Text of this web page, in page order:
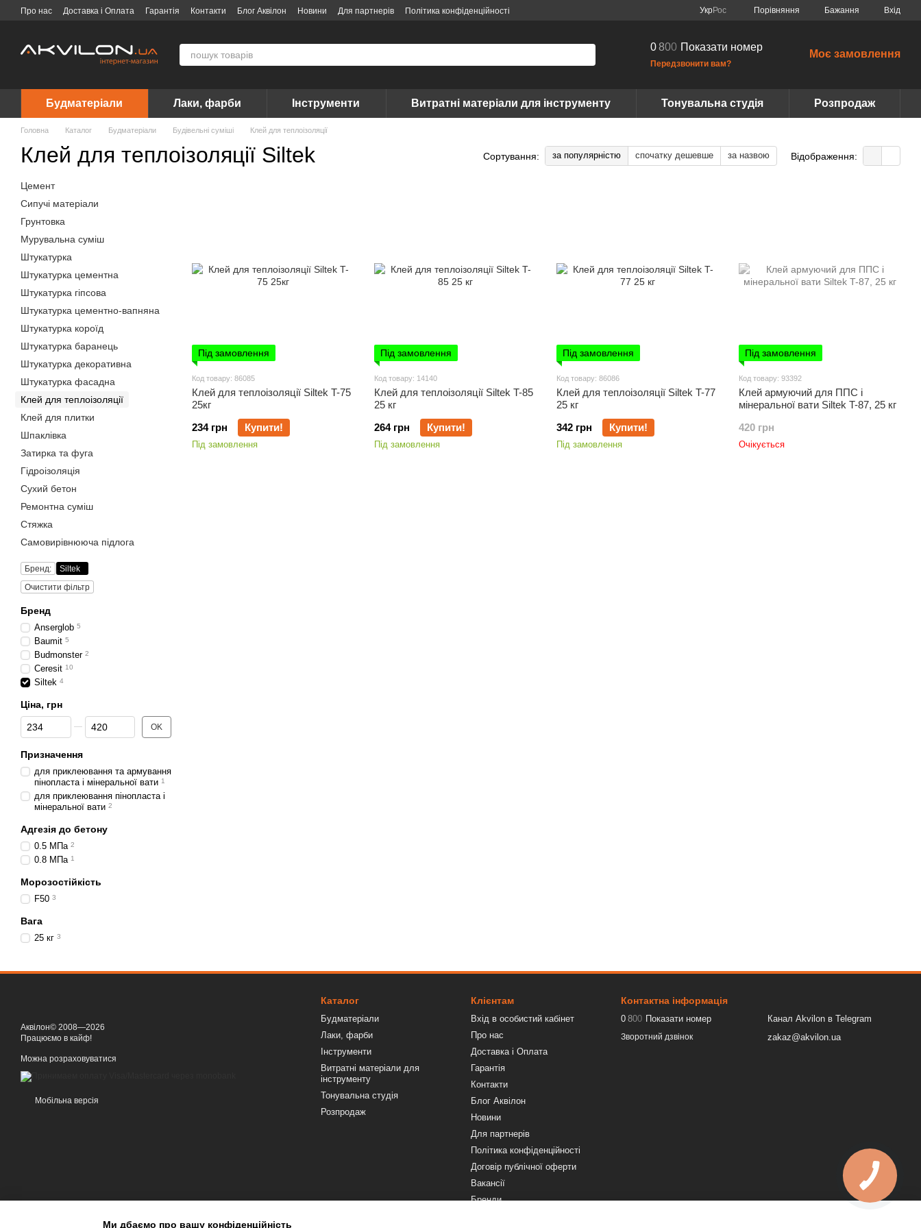
Перейти до основного контенту
Про нас Доставка і Оплата Гарантія Контакти Блог Аквілон Новини Для партнерів
Політика конфіденційності
УкрРос Порівняння Бажання Вхід
0800 Показати номер
Передзвонити вам?
Моє замовлення
Будматеріали Лаки, фарби Інструменти Витратні матеріали для інструменту Тонувальна студія Розпродаж
Головна Каталог Будматеріали Будівельні суміші Клей для теплоізоляції
Клей для теплоізоляції Siltek Сортування: за популярністю спочатку дешевше за назвою Відображення:
Під замовлення
Код товару: 86085
Клей для теплоізоляції Siltek T-75
25кг
234 грн
Купити!
Під замовлення
Під замовлення
Код товару: 14140
Клей для теплоізоляції Siltek T-85
25 кг
264 грн
Купити!
Під замовлення
Під замовлення
Код товару: 86086
Клей для теплоізоляції Siltek T-77
25 кг
342 грн
Купити!
Під замовлення
Під замовлення
Код товару: 93392
Клей армуючий для ППС і
мінеральної вати Siltek T-87, 25 кг
420 грн
Очікується
Цемент
Сипучі матеріали
Грунтовка
Мурувальна суміш
Штукатурка
Штукатурка цементна
Штукатурка гіпсова
Штукатурка цементно-вапняна
Штукатурка короїд
Штукатурка баранець
Штукатурка декоративна
Штукатурка фасадна
Клей для теплоізоляції
Клей для плитки
Шпаклівка
Затирка та фуга
Гідроізоляція
Сухий бетон
Ремонтна суміш
Стяжка
Самовирівнююча підлога
Бренд:
Siltek
Очистити фільтр
Бренд
Anserglob 5
Baumit 5
Budmonster 2
Ceresit 10
Siltek 4
Ціна, грн
Від Ціна, грн
До Ціна, грн OK
Призначення
для приклеювання та армування
пінопласта і мінеральної вати 1
для приклеювання пінопласта і
мінеральної вати 2
Адгезія до бетону
0.5 МПа 2
0.8 МПа 1
Морозостійкість
F50 3
Вага
25 кг 3
Аквілон© 2008—2026
Працюємо в кайф!
Можна розраховуватися
Мобільна версія
Каталог
Будматеріали
Лаки, фарби
Інструменти
Витратні матеріали для
інструменту
Тонувальна студія
Розпродаж
Клієнтам
Вхід в особистий кабінет
Про нас
Доставка і Оплата
Гарантія
Контакти
Блог Аквілон
Новини
Для партнерів
Політика конфіденційності
Договір публічної оферти
Вакансії
Бренди
Контактна інформація
0 800 Показати номер
Зворотний дзвінок
Канал Akvilon в Telegram
zakaz@akvilon.ua
Ми дбаємо про вашу конфіденційність